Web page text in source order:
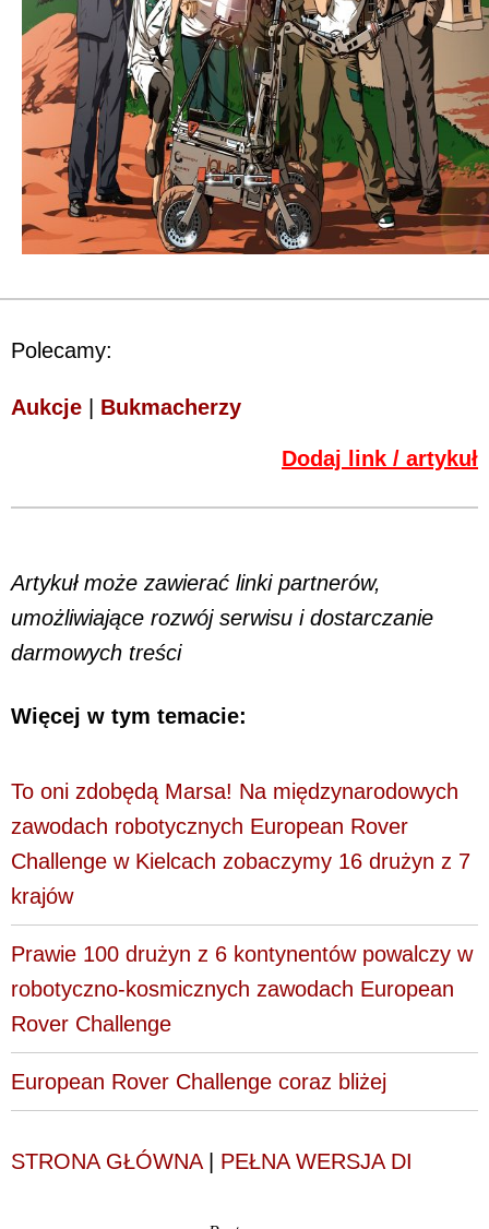
Polecamy:
Aukcje Bukmacherzy
Dodaj link / artykuł
Artykuł może zawierać linki partnerów,
umożliwiające rozwój serwisu i dostarczanie
darmowych treści
Więcej w tym temacie:
To oni zdobędą Marsa! Na międzynarodowych
zawodach robotycznych European Rover
Challenge w Kielcach zobaczymy 16 drużyn z 7
krajów
Prawie 100 drużyn z 6 kontynentów powalczy w
robotyczno-kosmicznych zawodach European
Rover Challenge
European Rover Challenge coraz bliżej
STRONA GŁÓWNA| PEŁNA WERSJA DI